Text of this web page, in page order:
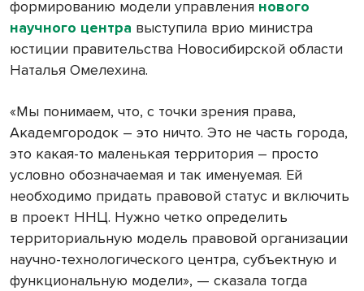
формированию модели управления нового
научного центра выступила врио министра
юстиции правительства Новосибирской области
Наталья Омелехина.
«Мы понимаем, что, с точки зрения права,
Академгородок – это ничто. Это не часть города,
это какая-то маленькая территория – просто
условно обозначаемая и так именуемая. Ей
необходимо придать правовой статус и включить
в проект ННЦ. Нужно четко определить
территориальную модель правовой организации
научно-технологического центра, субъектную и
функциональную модели», — сказала тогда